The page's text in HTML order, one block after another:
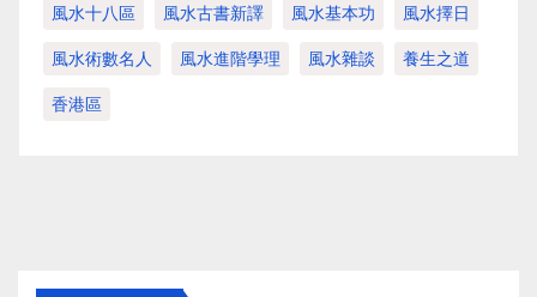
風水十八區 風水古書新譯 風水基本功 風水擇日
風水術數名人 風水進階學理 風水雜談 養生之道
香港區